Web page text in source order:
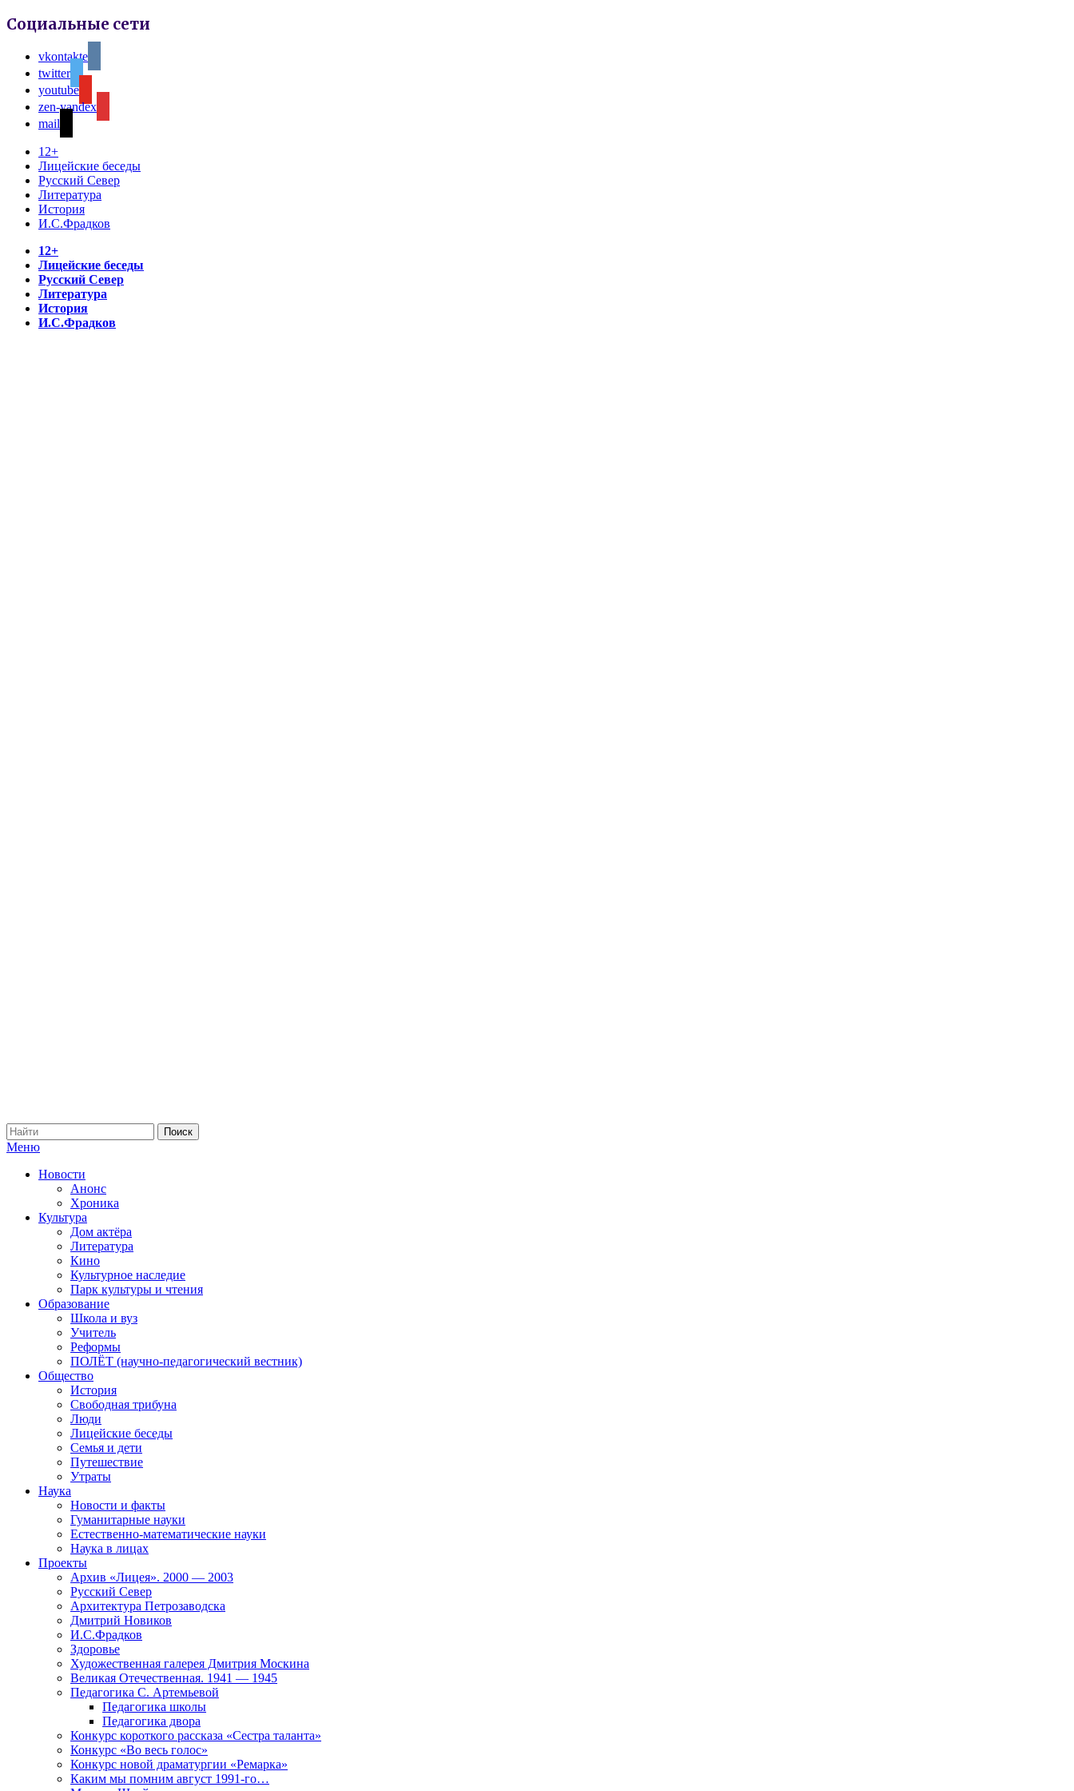
Социальные сети
vkontakte
twitter
youtube
zen-yandex
mail
12+
Лицейские беседы
Русский Север
Литература
История
И.С.Фрадков
12+
Лицейские беседы
Русский Север
Литература
История
И.С.Фрадков
Меню
Новости
Анонс
Хроника
Культура
Дом актёра
Литература
Кино
Культурное наследие
Парк культуры и чтения
Образование
Школа и вуз
Учитель
Реформы
ПОЛЁТ (научно-педагогический вестник)
Общество
История
Свободная трибуна
Люди
Лицейские беседы
Семья и дети
Путешествие
Утраты
Наука
Новости и факты
Гуманитарные науки
Естественно-математические науки
Наука в лицах
Проекты
Архив «Лицея». 2000 — 2003
Русский Север
Архитектура Петрозаводска
Дмитрий Новиков
И.С.Фрадков
Здоровье
Художественная галерея Дмитрия Москина
Великая Отечественная. 1941 — 1945
Педагогика С. Артемьевой
Педагогика школы
Педагогика двора
Конкурс короткого рассказа «Сестра таланта»
Конкурс «Во весь голос»
Конкурс новой драматургии «Ремарка»
Каким мы помним август 1991-го…